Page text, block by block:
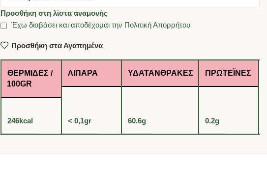
Προσθήκη στη λίστα αναμονής
Έχω διαβάσει και αποδέχομαι την Πολιτική Απορρήτου
Προσθήκη στα Αγαπημένα
ΘΕΡΜΊΔΕΣ /
100GR
246kcal
ΛΙΠΑΡΆ
< 0,1gr
ΥΔΑΤΆΝΘΡΑΚΕΣ
60.6g
ΠΡΩΤΕΪ́ΝΕΣ
0.2g